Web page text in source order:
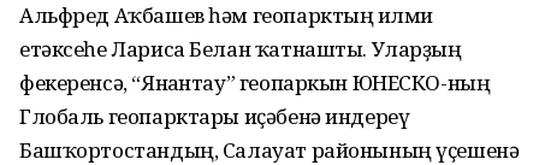
Альфред Аҡбашев һәм геопарктың ғилми
етәксеһе Лариса Белан ҡатнашты. Уларҙың
фекеренсә, “Янғантау” геопаркын ЮНЕСКО-ның
Глобаль геопарктары иҫәбенә индереү
Башҡортостандың, Салауат районының үҫешенә